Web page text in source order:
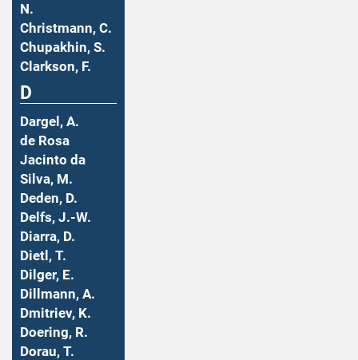
N.
Christmann, C.
Chupakhin, S.
Clarkson, F.
D
Dargel, A.
de Rosa
Jacinto da
Silva, M.
Deden, D.
Delfs, J.-W.
Diarra, D.
Dietl, T.
Dilger, E.
Dillmann, A.
Dmitriev, K.
Doering, R.
Dorau, T.